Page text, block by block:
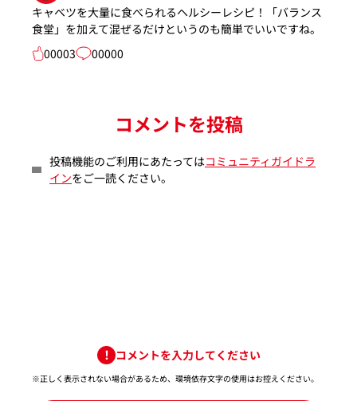
キャベツを大量に食べられるヘルシーレシピ！「バランス
食堂」を加えて混ぜるだけというのも簡単でいいですね。
00003
00000
コメントを投稿
投稿機能のご利用にあたってはコミュニティガイドラ
インをご一読ください。
コメントを入力してください
※正しく表示されない場合があるため、環境依存文字の使用はお控えください。​